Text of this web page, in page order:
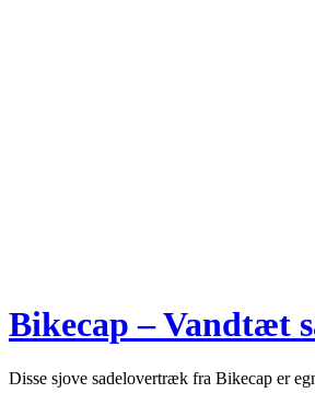
Bikecap – Vandtæt
Disse sjove sadelovertræk fra Bikecap er